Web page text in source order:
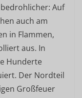
Auf
auch am
in Flammen,
aus. In
Hunderte
Der Nordteil
Großfeuer